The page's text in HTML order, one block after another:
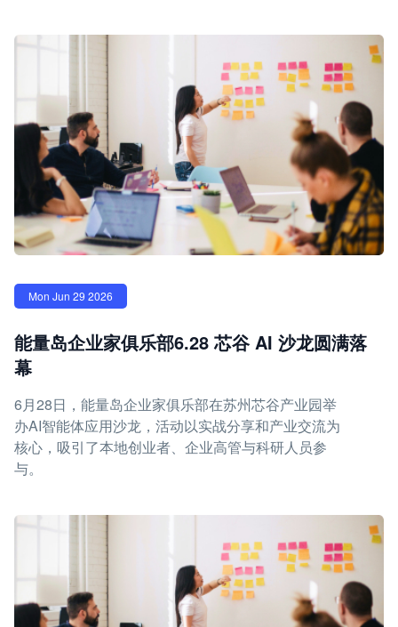
Mon Jun 29 2026
能量岛企业家俱乐部6.28 芯谷 AI 沙龙圆满落
幕
6月28日，能量岛企业家俱乐部在苏州芯谷产业园举
办AI智能体应用沙龙，活动以实战分享和产业交流为
核心，吸引了本地创业者、企业高管与科研人员参
与。